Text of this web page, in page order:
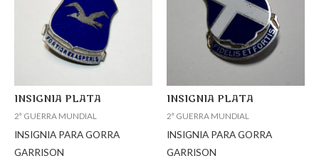
INSIGNIA PLATA
2ª GUERRA MUNDIAL
INSIGNIA PARA GORRA
GARRISON
INSIGNIA PLATA
2ª GUERRA MUNDIAL
INSIGNIA PARA GORRA
GARRISON